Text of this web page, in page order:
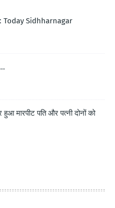
Today Sidhharnagar
मारपीट पति और पत्नी दोनों को